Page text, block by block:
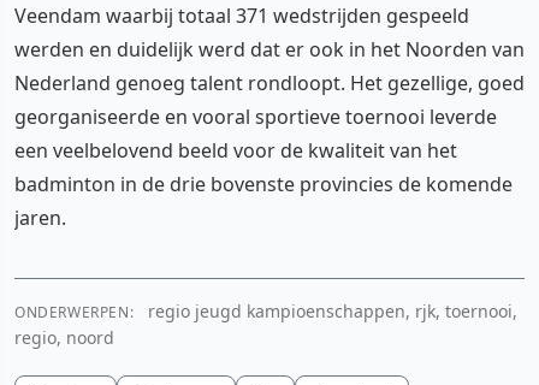
Veendam waarbij totaal 371 wedstrijden gespeeld
werden en duidelijk werd dat er ook in het Noorden van
Nederland genoeg talent rondloopt. Het gezellige, goed
georganiseerde en vooral sportieve toernooi leverde
een veelbelovend beeld voor de kwaliteit van het
badminton in de drie bovenste provincies de komende
jaren.
ONDERWERPEN:
regio jeugd kampioenschappen, rjk, toernooi,
regio, noord